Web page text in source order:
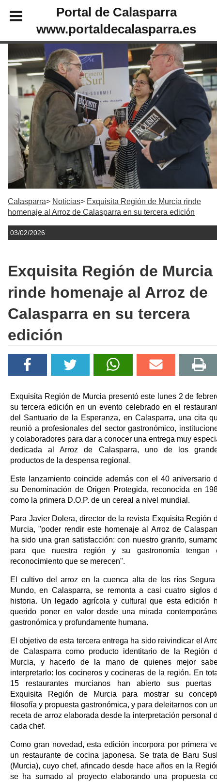
Portal de Calasparra
www.portaldecalasparra.es
Calasparra Noticias
Exquisita Región de Murcia rinde
homenaje al Arroz de Calasparra en su tercera edición
03/02/2026
Exquisita Región de Murcia
rinde homenaje al Arroz de
Calasparra en su tercera
edición
Exquisita Región de Murcia presentó este lunes 2 de
su tercera edición en un evento celebrado en el
del Santuario de la Esperanza, en Calasparra, una cita
reunió a profesionales del sector gastronómico,
y colaboradores para dar a conocer una entrega muy
dedicada al Arroz de Calasparra, uno de los
productos de la despensa regional.
Este lanzamiento coincide además con el 40 aniversario
su Denominación de Origen Protegida, reconocida en
como la primera D.O.P. de un cereal a nivel mundial.
Para Javier Dolera, director de la revista Exquisita Región
Murcia, "poder rendir este homenaje al Arroz de
ha sido una gran satisfacción: con nuestro granito,
para que nuestra región y su gastronomía tengan
reconocimiento que se merecen".
El cultivo del arroz en la cuenca alta de los ríos
Mundo, en Calasparra, se remonta a casi cuatro siglos
historia. Un legado agrícola y cultural que esta edición
querido poner en valor desde una mirada
gastronómica y profundamente humana.
El objetivo de esta tercera entrega ha sido reivindicar el
de Calasparra como producto identitario de la Región
Murcia, y hacerlo de la mano de quienes mejor
interpretarlo: los cocineros y cocineras de la región. En
15 restaurantes murcianos han abierto sus puertas
Exquisita Región de Murcia para mostrar su
filosofía y propuesta gastronómica, y para deleitarnos con
receta de arroz elaborada desde la interpretación personal
cada chef.
Como gran novedad, esta edición incorpora por primera
un restaurante de cocina japonesa. Se trata de Baru
(Murcia), cuyo chef, afincado desde hace años en la
se ha sumado al proyecto elaborando una propuesta